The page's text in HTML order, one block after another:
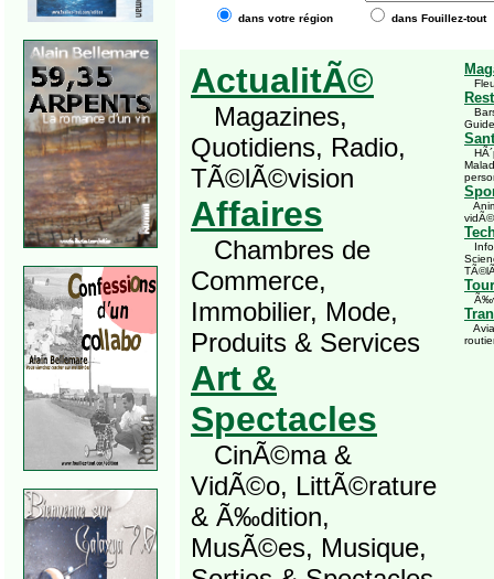
dans votre région dans Fouillez-tout
ActualitÃ©
Magazines,
Quotidiens, Radio,
TÃ©lÃ©vision
Affaires
Chambres de
Commerce,
Immobilier, Mode,
Produits & Services
Art &
Spectacles
CinÃ©ma &
VidÃ©o, LittÃ©rature
& Ã‰dition,
MusÃ©es, Musique,
Guide